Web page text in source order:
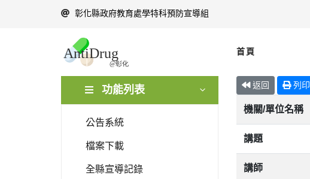
彰化縣政府教育處學特科預防宣導組
首頁
功能列表
公告系統
檔案下載
全縣宣導記錄
返回 列印
機關/單位名稱
講題
講師